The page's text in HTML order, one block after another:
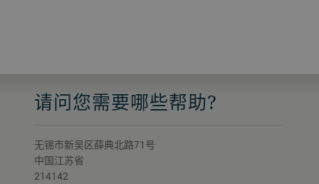
请问您需要哪些帮助?
无锡市新吴区薛典北路71号
中国江苏省
214142